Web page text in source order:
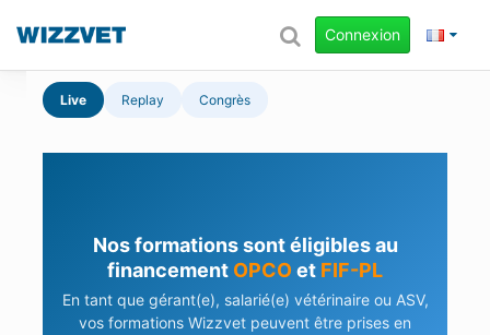
Connexion
Live Replay Congrès
Nos formations sont éligibles au
financement OPCOet FIF-PL
En tant que gérant(e), salarié(e) vétérinaire ou ASV,
vos formations Wizzvet peuvent être prises en